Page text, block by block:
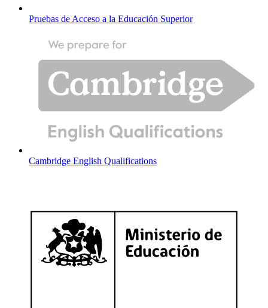
Pruebas de Acceso a la Educación Superior
Cambridge English Qualifications